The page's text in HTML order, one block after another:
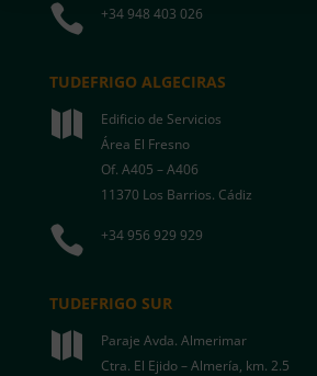
 +34 948 403 026
TUDEFRIGO ALGECIRAS

Edificio de Servicios
Área El Fresno
Of. A405 – A406
11370 Los Barrios. Cádiz
 +34 956 929 929
TUDEFRIGO SUR

Paraje Avda. Almerimar
Ctra. El Ejido – Almería, km. 2.5